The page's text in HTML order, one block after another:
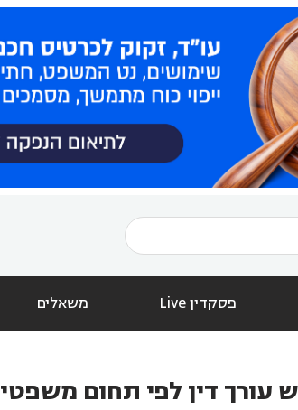
פסקדין Live משאלים
עורך דין לפי תחום משפטי